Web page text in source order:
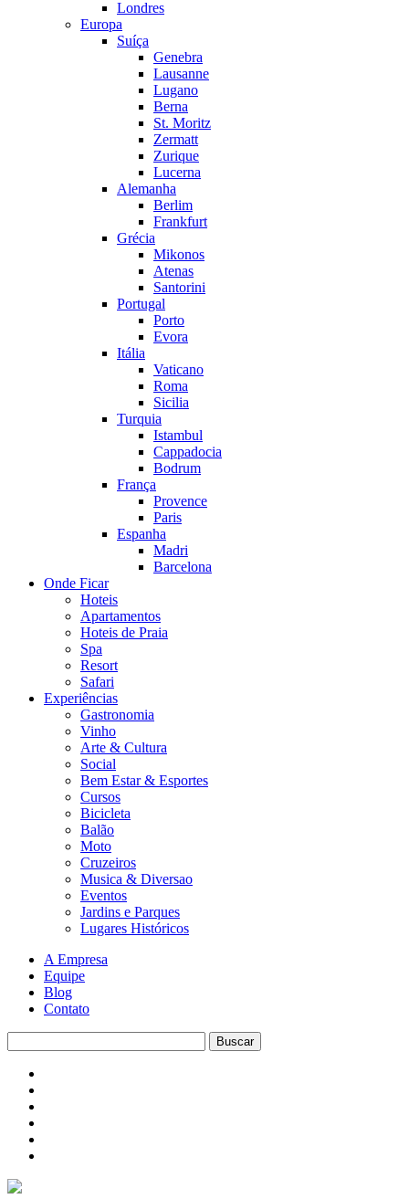
Londres
Europa
Suíça
Genebra
Lausanne
Lugano
Berna
St. Moritz
Zermatt
Zurique
Lucerna
Alemanha
Berlim
Frankfurt
Grécia
Mikonos
Atenas
Santorini
Portugal
Porto
Evora
Itália
Vaticano
Roma
Sicilia
Turquia
Istambul
Cappadocia
Bodrum
França
Provence
Paris
Espanha
Madri
Barcelona
Onde Ficar
Hoteis
Apartamentos
Hoteis de Praia
Spa
Resort
Safari
Experiências
Gastronomia
Vinho
Arte & Cultura
Social
Bem Estar & Esportes
Cursos
Bicicleta
Balão
Moto
Cruzeiros
Musica & Diversao
Eventos
Jardins e Parques
Lugares Históricos
A Empresa
Equipe
Blog
Contato